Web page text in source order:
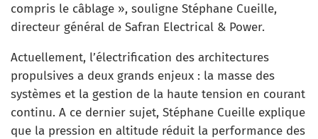
compris le câblage », souligne Stéphane Cueille,
directeur général de Safran Electrical & Power.
Actuellement, l’électrification des architectures
propulsives a deux grands enjeux : la masse des
systèmes et la gestion de la haute tension en courant
continu. A ce dernier sujet, Stéphane Cueille explique
que la pression en altitude réduit la performance des